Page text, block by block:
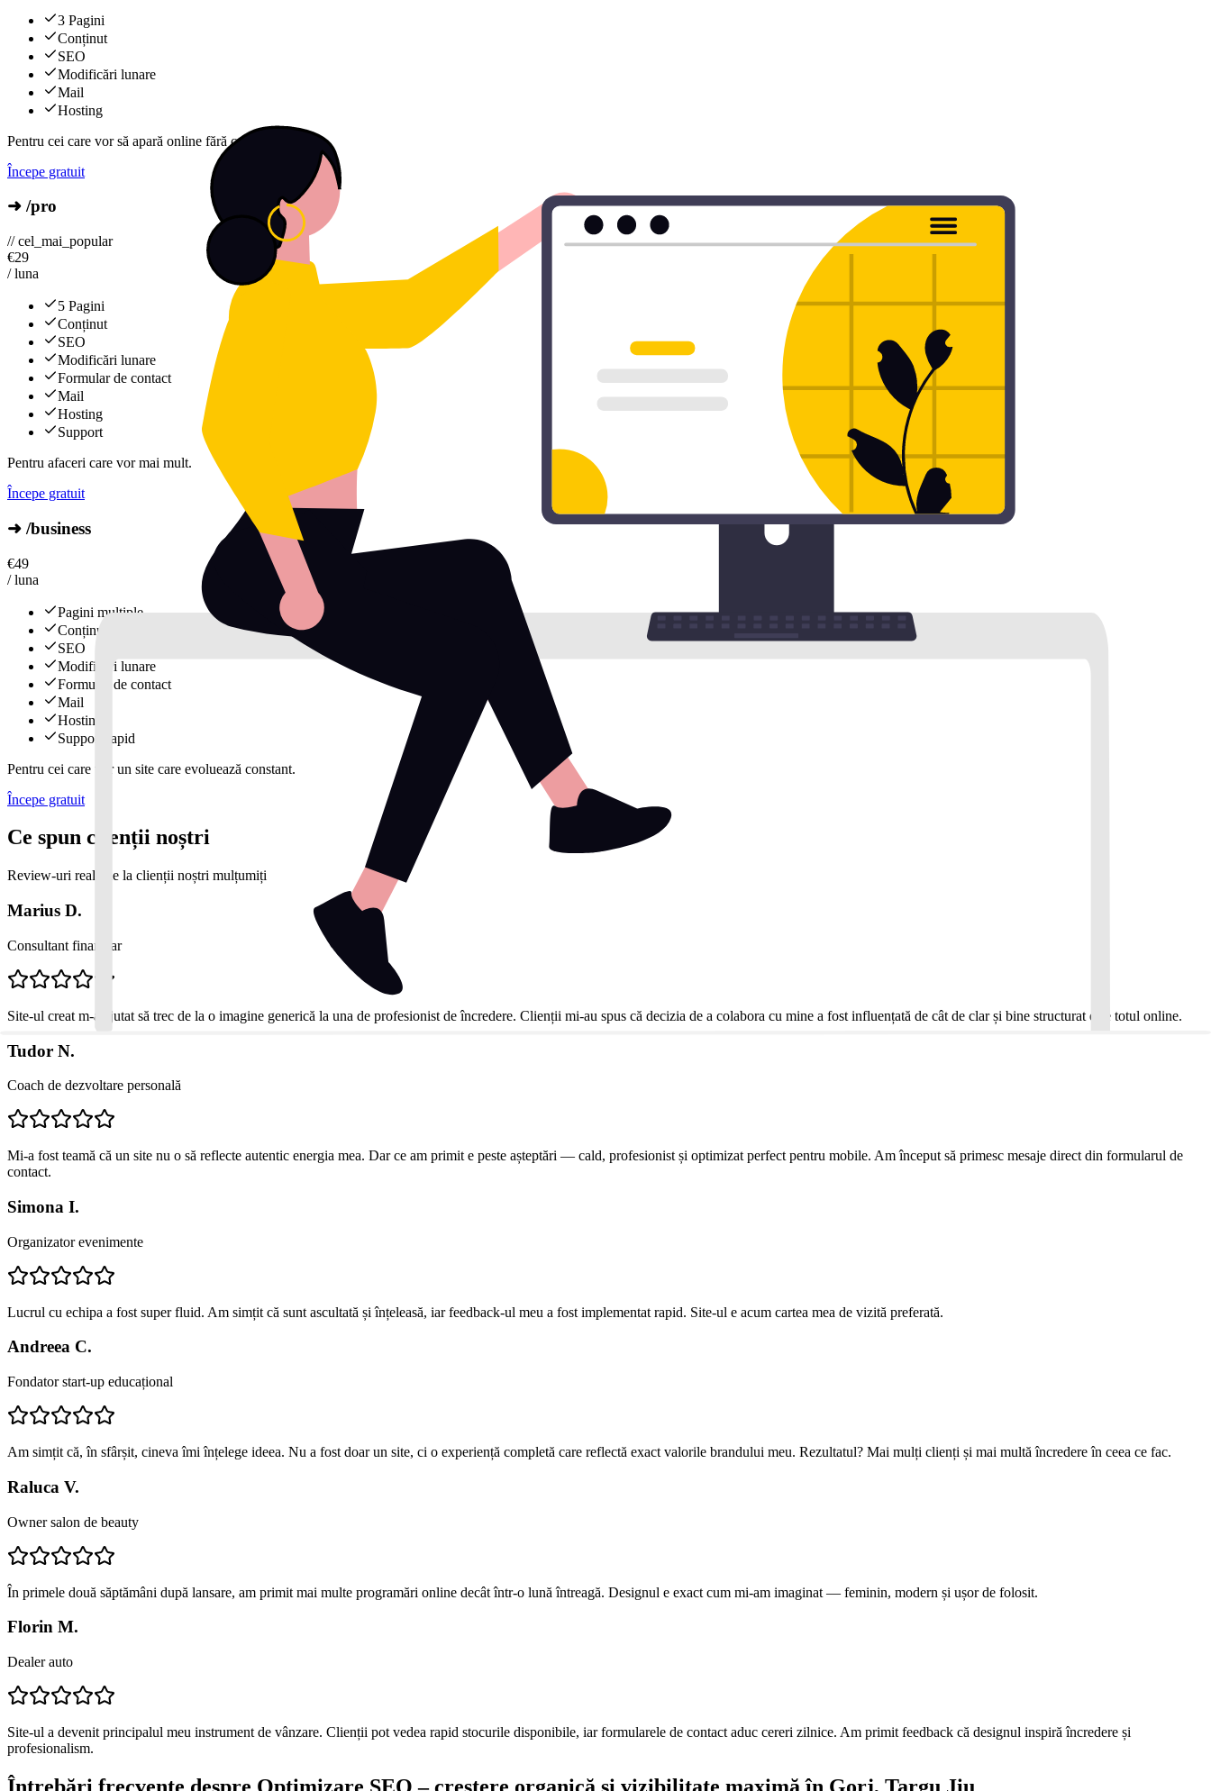
3 Pagini
Conținut
SEO
Modificări lunare
Mail
Hosting
Pentru cei care vor să apară online fără complicații.
Începe gratuit
➜ /pro
// cel_mai_popular
€29
/ luna
5 Pagini
Conținut
SEO
Modificări lunare
Formular de contact
Mail
Hosting
Support
Pentru afaceri care vor mai mult.
Începe gratuit
➜ /business
€49
/ luna
Pagini multiple
Conținut
SEO
Modificări lunare
Formular de contact
Mail
Hosting
Support rapid
Pentru cei care vor un site care evoluează constant.
Începe gratuit
Ce spun clienții noștri
Review-uri reale de la clienții noștri mulțumiți
Marius D.
Consultant financiar
Site-ul creat m-a ajutat să trec de la o imagine generică la una de profesionist de încredere. Clienții mi-au spus că decizia de a colabora cu mine a fost influențată de cât de clar și bine structurat este totul online.
Tudor N.
Coach de dezvoltare personală
Mi-a fost teamă că un site nu o să reflecte autentic energia mea. Dar ce am primit e peste așteptări — cald, profesionist și optimizat perfect pentru mobile. Am început să primesc mesaje direct din formularul de
contact.
Simona I.
Organizator evenimente
Lucrul cu echipa a fost super fluid. Am simțit că sunt ascultată și înțeleasă, iar feedback-ul meu a fost implementat rapid. Site-ul e acum cartea mea de vizită preferată.
Andreea C.
Fondator start-up educațional
Am simțit că, în sfârșit, cineva îmi înțelege ideea. Nu a fost doar un site, ci o experiență completă care reflectă exact valorile brandului meu. Rezultatul? Mai mulți clienți și mai multă încredere în ceea ce fac.
Raluca V.
Owner salon de beauty
În primele două săptămâni după lansare, am primit mai multe programări online decât într-o lună întreagă. Designul e exact cum mi-am imaginat — feminin, modern și ușor de folosit.
Florin M.
Dealer auto
Site-ul a devenit principalul meu instrument de vânzare. Clienții pot vedea rapid stocurile disponibile, iar formularele de contact aduc cereri zilnice. Am primit feedback că designul inspiră încredere și
profesionalism.